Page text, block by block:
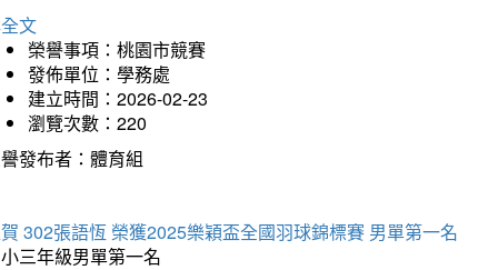
文
榮譽事項：桃園市競賽
發佈單位：學務處
建立時間：2026-02-23
瀏覽次數：220
發布者：體育組
302張語恆 榮獲2025樂穎盃全國羽球錦標賽 男單第一名
三年級男單第一名